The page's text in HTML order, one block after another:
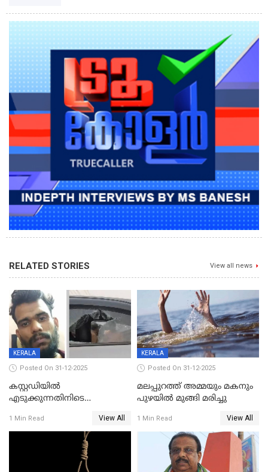
RELATED STORIES View all news
KERALA
Posted On 31-12-2025
കസ്റ്റഡിയിൽ
എടുക്കുന്നതിനിടെ
വധശ്രമക്കേസ് പ്രതി പിടിയിൽ
1 Min Read View All
KERALA
Posted On 31-12-2025
മലപ്പുറത്ത് അമ്മയും മകനും
പുഴയിൽ മുങ്ങി മരിച്ചു
1 Min Read View All